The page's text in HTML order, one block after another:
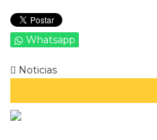
Whatsapp
Noticias